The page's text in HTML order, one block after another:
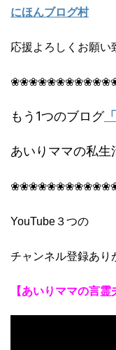
にほんブログ村
応援よろしくお願い
もう1つのブログ
あいりママの私
YouTube３つの
チャンネル登録あ
【あいりママの言霊